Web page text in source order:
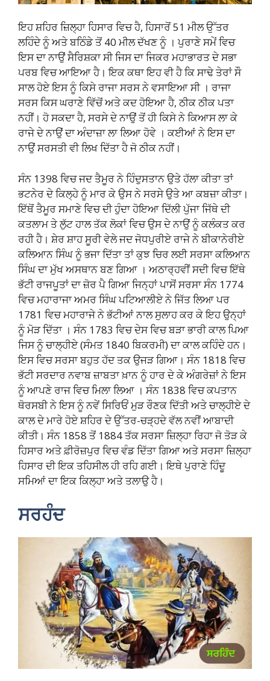
ਇਹ ਸ਼ਹਿਰ ਜ਼ਿਲ੍ਹਾ ਹਿਸਾਰ ਵਿਚ ਹੈ, ਹਿਸਾਰੋਂ 51 ਮੀਲ ਉੱਤਰ
ਲਹਿੰਦੇ ਨੂੰ ਅਤੇ ਬਠਿੰਡੇ ਤੋਂ 40 ਮੀਲ ਦੱਖਣ ਨੂੰ । ਪੁਰਾਣੇ ਸਮੇਂ ਵਿਚ
ਇਸ ਦਾ ਨਾਉਂ ਸੈਰਿਸ਼ਕਾ ਸੀ ਜਿਸ ਦਾ ਜਿਕਰ ਮਹਾਭਾਰਤ ਦੇ ਸਭਾ
ਪਰਬ ਵਿਚ ਆਇਆ ਹੈ। ਇਕ ਕਥਾ ਇਹ ਵੀ ਹੈ ਕਿ ਸਾਢੇ ਤੇਰਾਂ ਸੌ
ਸਾਲ ਹੋਏ ਇਸ ਨੂੰ ਕਿਸੇ ਰਾਜਾ ਸਰਸ ਨੇ ਵਸਾਇਆ ਸੀ । ਰਾਜਾ
ਸਰਸ ਕਿਸ ਘਰਾਣੇ ਵਿੱਚੋਂ ਅਤੇ ਕਦ ਹੋਇਆ ਹੈ, ਠੀਕ ਠੀਕ ਪਤਾ
ਨਹੀਂ। ਹੋ ਸਕਦਾ ਹੈ, ਸਰਸੇ ਦੇ ਨਾਉਂ ਤੋਂ ਹੀ ਕਿਸੇ ਨੇ ਕਿਆਸ ਲਾ ਕੇ
ਰਾਜੇ ਦੇ ਨਾਉਂ ਦਾ ਅੰਦਾਜ਼ਾ ਲਾ ਲਿਆ ਹੋਵੇ । ਕਈਆਂ ਨੇ ਇਸ ਦਾ
ਨਾਉਂ ਸਰਸਤੀ ਵੀ ਲਿਖ ਦਿੱਤਾ ਹੈ ਜੋ ਠੀਕ ਨਹੀਂ।
ਸੰਨ 1398 ਵਿਚ ਜਦ ਤੈਮੂਰ ਨੇ ਹਿੰਦੁਸਤਾਨ ਉਤੇ ਹੱਲਾ ਕੀਤਾ ਤਾਂ
ਭਟਨੇਰ ਦੇ ਕਿਲ੍ਹੇ ਨੂੰ ਮਾਰ ਕੇ ਉਸ ਨੇ ਸਰਸੇ ਉਤੇ ਆ ਕਬਜ਼ਾ ਕੀਤਾ।
ਇੱਥੋਂ ਤੈਮੂਰ ਸਮਾਣੇ ਵਿਚ ਦੀ ਹੁੰਦਾ ਹੋਇਆ ਦਿੱਲੀ ਪੁੱਜਾ ਜਿੱਥੇ ਦੀ
ਕਤਲਾਮ ਤੇ ਲੁੱਟ ਹਾਲ ਤੱਕ ਲੋਕਾਂ ਵਿਚ ਉਸ ਦੇ ਨਾਉਂ ਨੂੰ ਕਲੰਕਤ ਕਰ
ਰਹੀ ਹੈ। ਸ਼ੇਰ ਸ਼ਾਹ ਸੂਰੀ ਵੇਲੇ ਜਦ ਜੋਧਪੁਰੀਏ ਰਾਜੇ ਨੇ ਬੀਕਾਨੇਰੀਏ
ਕਲਿਆਨ ਸਿੰਘ ਨੂੰ ਭਜਾ ਦਿੱਤਾ ਤਾਂ ਕੁਝ ਚਿਰ ਲਈ ਸਰਸਾ ਕਲਿਆਨ
ਸਿੰਘ ਦਾ ਮੁੱਖ ਅਸਥਾਨ ਬਣ ਗਿਆ । ਅਠਾਰ੍ਹਵੀਂ ਸਦੀ ਵਿਚ ਇੱਥੇ
ਭੱਟੀ ਰਾਜਪੂਤਾਂ ਦਾ ਜ਼ੋਰ ਪੈ ਗਿਆ ਜਿਨ੍ਹਾਂ ਪਾਸੋਂ ਸਰਸਾ ਸੰਨ 1774
ਵਿਚ ਮਹਾਰਾਜਾ ਅਮਰ ਸਿੰਘ ਪਟਿਆਲੀਏ ਨੇ ਜਿੱਤ ਲਿਆ ਪਰ
1781 ਵਿਚ ਮਹਾਰਾਜੇ ਨੇ ਭੱਟੀਆਂ ਨਾਲ ਸੁਲਾਹ ਕਰ ਕੇ ਇਹ ਉਨ੍ਹਾਂ
ਨੂੰ ਮੋੜ ਦਿੱਤਾ । ਸੰਨ 1783 ਵਿਚ ਦੇਸ ਵਿਚ ਬੜਾ ਭਾਰੀ ਕਾਲ ਪਿਆ
ਜਿਸ ਨੂੰ ਚਾਲ੍ਹੀਏ (ਸੰਮਤ 1840 ਬਿਕਰਮੀ) ਦਾ ਕਾਲ ਕਹਿੰਦੇ ਹਨ।
ਇਸ ਵਿਚ ਸਰਸਾ ਬਹੁਤ ਹੱਦ ਤਕ ਉਜੜ ਗਿਆ। ਸੰਨ 1818 ਵਿਚ
ਭੱਟੀ ਸਰਦਾਰ ਨਵਾਬ ਜ਼ਾਬਤਾ ਖ਼ਾਨ ਨੂੰ ਹਾਰ ਦੇ ਕੇ ਅੰਗਰੇਜ਼ਾਂ ਨੇ ਇਸ
ਨੂੰ ਆਪਣੇ ਰਾਜ ਵਿਚ ਮਿਲਾ ਲਿਆ । ਸੰਨ 1838 ਵਿਚ ਕਪਤਾਨ
ਥੋਰਸਬੀ ਨੇ ਇਸ ਨੂੰ ਨਵੇਂ ਸਿਰਿਓਂ ਮੁੜ ਰੌਣਕ ਦਿੱਤੀ ਅਤੇ ਚਾਲ੍ਹੀਏ ਦੇ
ਕਾਲ ਦੇ ਮਾਰੇ ਹੋਏ ਸ਼ਹਿਰ ਦੇ ਉੱਤਰ-ਚੜ੍ਹਦੇ ਵੱਲ ਨਵੀਂ ਆਬਾਦੀ
ਕੀਤੀ। ਸੰਨ 1858 ਤੋਂ 1884 ਤੱਕ ਸਰਸਾ ਜ਼ਿਲ੍ਹਾ ਰਿਹਾ ਜੋ ਤੋੜ ਕੇ
ਹਿਸਾਰ ਅਤੇ ਫ਼ੀਰੋਜ਼ਪੁਰ ਵਿਚ ਵੰਡ ਦਿੱਤਾ ਗਿਆ ਅਤੇ ਸਰਸਾ ਜ਼ਿਲ੍ਹਾ
ਹਿਸਾਰ ਦੀ ਇਕ ਤਹਿਸੀਲ ਹੀ ਰਹਿ ਗਈ। ਇਥੇ ਪੁਰਾਣੇ ਹਿੰਦੂ
ਸਮਿਆਂ ਦਾ ਇਕ ਕਿਲ੍ਹਾ ਅਤੇ ਤਲਾਉ ਹੈ।
ਸਰਹੰਦ